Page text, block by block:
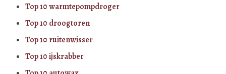
Top 10 warmtepompdroger
Top 10 droogtoren
Top 10 ruitenwisser
Top 10 ijskrabber